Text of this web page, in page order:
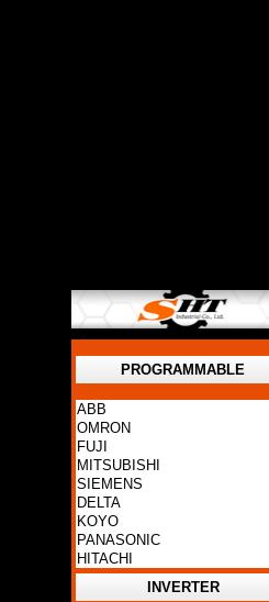
PROGRAMMABLE
ABB
OMRON
FUJI
MITSUBISHI
SIEMENS
DELTA
KOYO
PANASONIC
HITACHI
INVERTER